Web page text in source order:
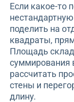
Если какое-то
поделить на
квадраты,
Площадь
суммирования
рассчитать
стены и
длину.